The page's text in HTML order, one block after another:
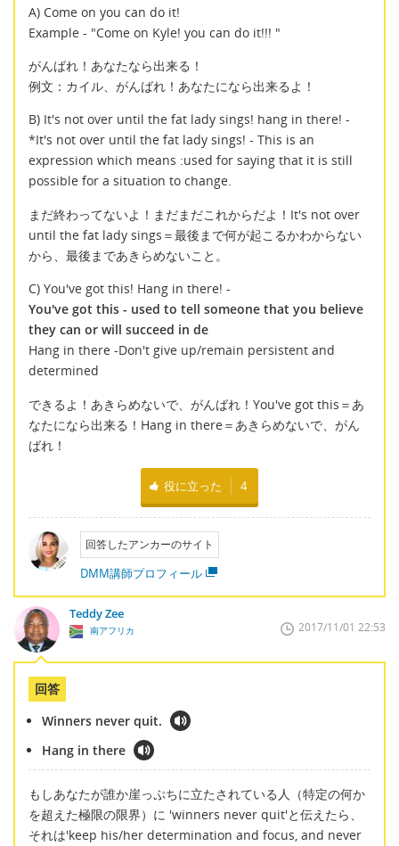
A) Come on you can do it!
Example - "Come on Kyle! you can do it!!! "
がんばれ！あなたなら出来る！
例文：カイル、がんばれ！あなたになら出来るよ！
B) It's not over until the fat lady sings! hang in there! -
*It's not over until the fat lady sings! - This is an
expression which means :used for saying that it is still
possible for a situation to change.
まだ終わってないよ！まだまだこれからだよ！It's not over
until the fat lady sings＝最後まで何が起こるかわからない
から、最後まであきらめないこと。
C) You've got this! Hang in there! -
You've got this - used to tell someone that you believe
they can or will succeed in de
Hang in there -Don't give up/remain persistent and
determined
できるよ！あきらめないで、がんばれ！You've got this＝あ
なたになら出来る！Hang in there＝あきらめないで、がん
ばれ！
役に立った 4
回答したアンカーのサイト
DMM講師プロフィール
Teddy Zee
南アフリカ 2017/11/01 22:53
回答
Winners never quit.
Hang in there
もしあなたが誰か崖っぷちに立たされている人（特定の何か
を超えた極限の限界）に 'winners never quit'と伝えたら、
それは'keep his/her determination and focus, and never